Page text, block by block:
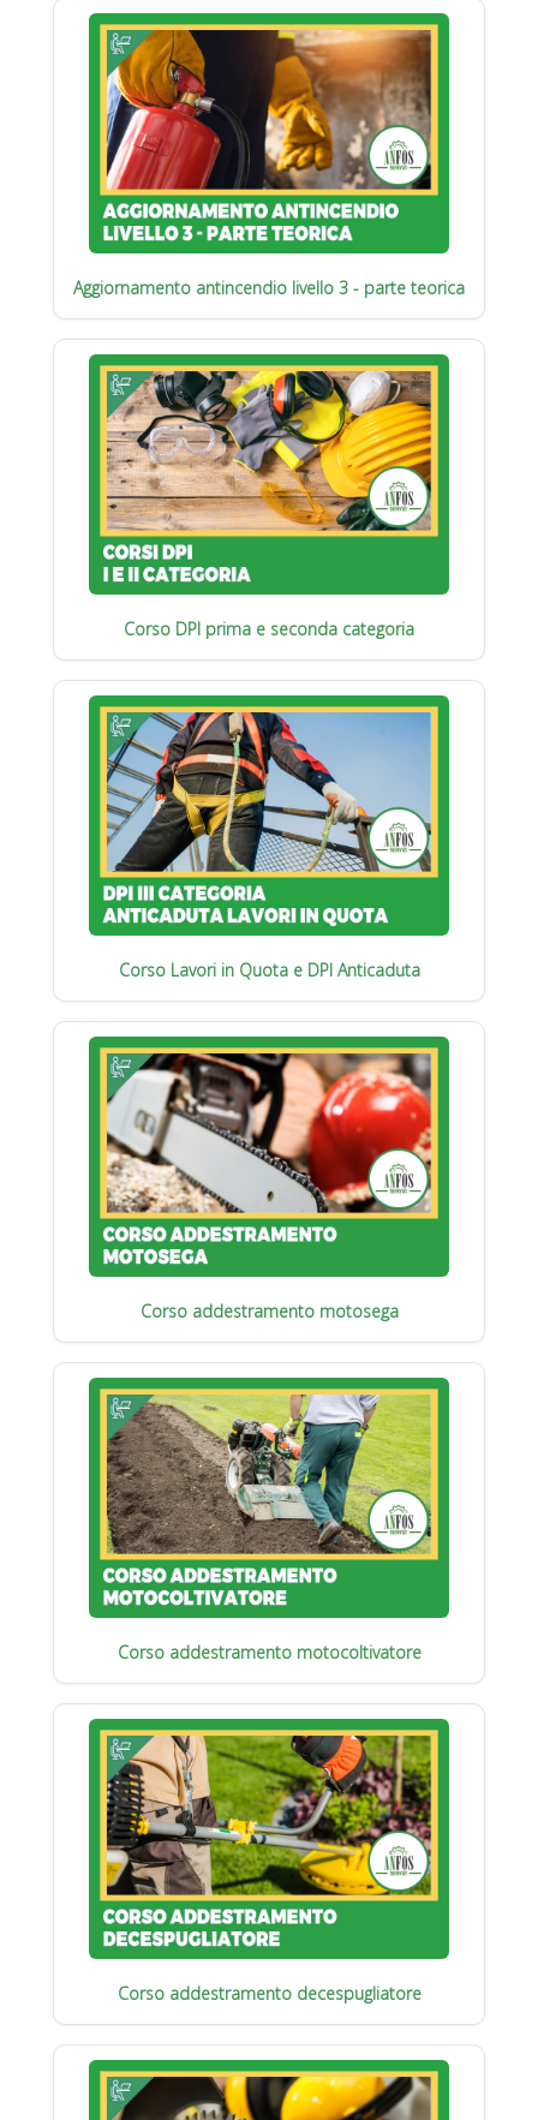
Aggiornamento antincendio livello 3 - parte teorica
Corso DPI prima e seconda categoria
Corso Lavori in Quota e DPI Anticaduta
Corso addestramento motosega
Corso addestramento motocoltivatore
Corso addestramento decespugliatore